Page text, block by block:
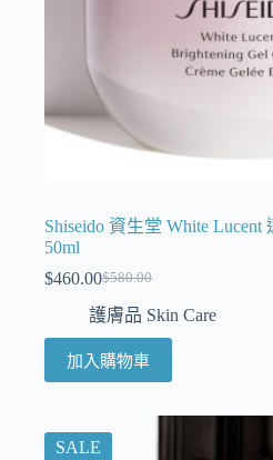
Shiseido 資生堂 White
50ml
$580.00
$460.00
護膚品 Skin Care
加入購物車
SALE